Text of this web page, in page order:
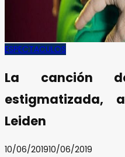
ESPECTACULOS
La canción
estigmatizada,
Leiden
10/06/201910/06/2019